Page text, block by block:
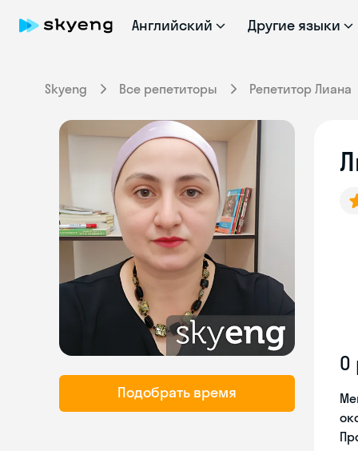
Английский Другие языки
Skyeng Все репетиторы Репетитор Лиана
Подобрать время
О